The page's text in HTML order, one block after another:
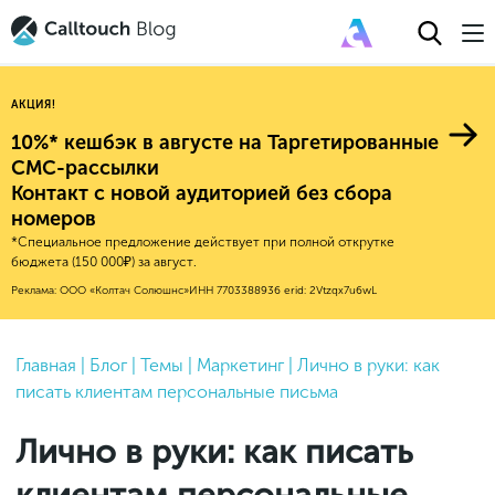
Авторитейл
Финансы
Е-коммерс
Недвижимость
HoReCa
Бьюти
Услуги
2025
2024
2022
2021
2020
Новые продукты
Эксплейнеры
Обновления продуктов Calltouch
Обучение работы с инструментами
Calltouch
Индекс здоровья российского
Mental Health
Привлечение
Конверсия
Аналитика
Финансы и бухгалтерия
Callday
MeetUp
АКЦИЯ!
10%* кешбэк в августе на Таргетированные
СМС-рассылки
Контакт с новой аудиторией без сбора
номеров
*Специальное предложение действует при полной открутке
бюджета (150 000₽) за август.
Реклама: ООО «Колтач Солюшнс»ИНН 7703388936 erid: 2Vtzqx7u6wL
Главная Блог Темы Маркетинг
Лично в руки: как
писать клиентам персональные письма
Лично в руки: как писать